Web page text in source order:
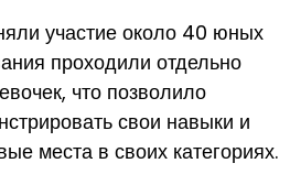
участие около 40 юных
проходили отдельно
что позволило
свои навыки и
места в своих категориях.